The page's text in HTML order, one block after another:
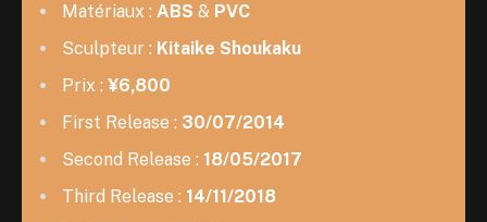
Matériaux : ABS & PVC
Sculpteur : Kitaike Shoukaku
Prix : ¥6,800
First Release : 30/07/2014
Second Release : 18/05/2017
Third Release : 14/11/2018